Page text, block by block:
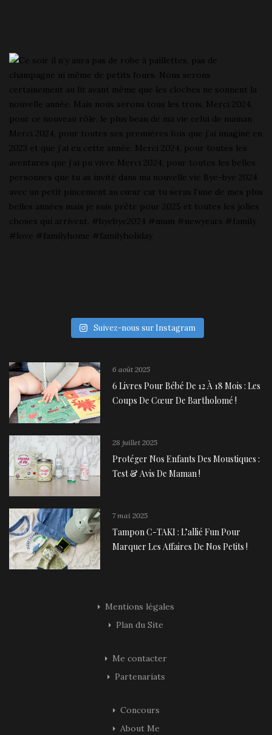
Suivez-nous sur Instagram
6 août 2025
6 Livres Pour Bébé De 12 À 18 Mois : Les
Coups De Cœur De Bartholomé !
28 juillet 2025
Protéger Nos Enfants Des Moustiques :
Test & Avis De Maman !
7 mai 2025
Tampon C-TAKI : L’allié Fun Pour
Marquer Les Affaires De Nos Petits !
Mentions légales
Plan du Site
Me contacter
Partenariats
Concours
About Me